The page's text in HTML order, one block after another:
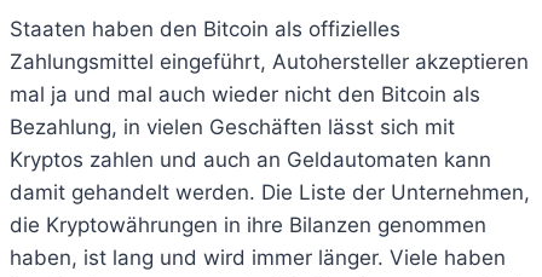
Staaten haben den Bitcoin als offizielles
Zahlungsmittel eingeführt, Autohersteller akzeptieren
mal ja und mal auch wieder nicht den Bitcoin als
Bezahlung, in vielen Geschäften lässt sich mit
Kryptos zahlen und auch an Geldautomaten kann
damit gehandelt werden. Die Liste der Unternehmen,
die Kryptowährungen in ihre Bilanzen genommen
haben, ist lang und wird immer länger. Viele haben